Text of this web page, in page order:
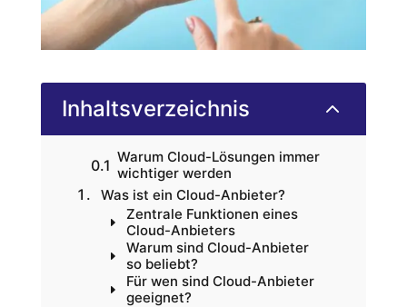
Inhaltsverzeichnis 2
Warum Cloud-Lösungen immer
wichtiger werden
Was ist ein Cloud-Anbieter?
Zentrale Funktionen eines
Cloud-Anbieters
Warum sind Cloud-Anbieter
so beliebt?
Für wen sind Cloud-Anbieter
geeignet?